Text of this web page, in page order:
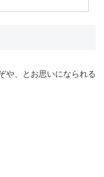
や、とお思いになられる